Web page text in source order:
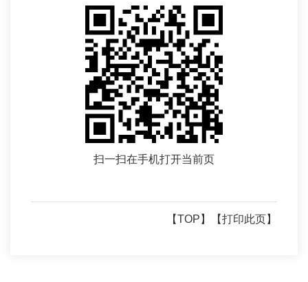
扫一扫在手机打开当前页
【TOP】 【打印此页】